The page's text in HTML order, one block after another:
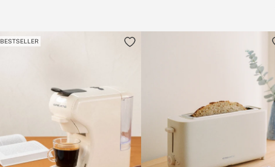
BESTSELLER